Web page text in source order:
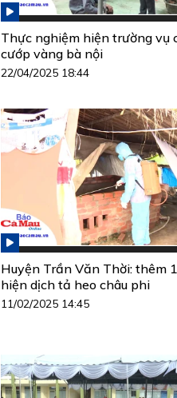
Thực nghiệm hiện trường vụ
cướp vàng bà nội
22/04/2025 18:44
Huyện Trần Văn Thời: thêm
hiện dịch tả heo châu phi
11/02/2025 14:45